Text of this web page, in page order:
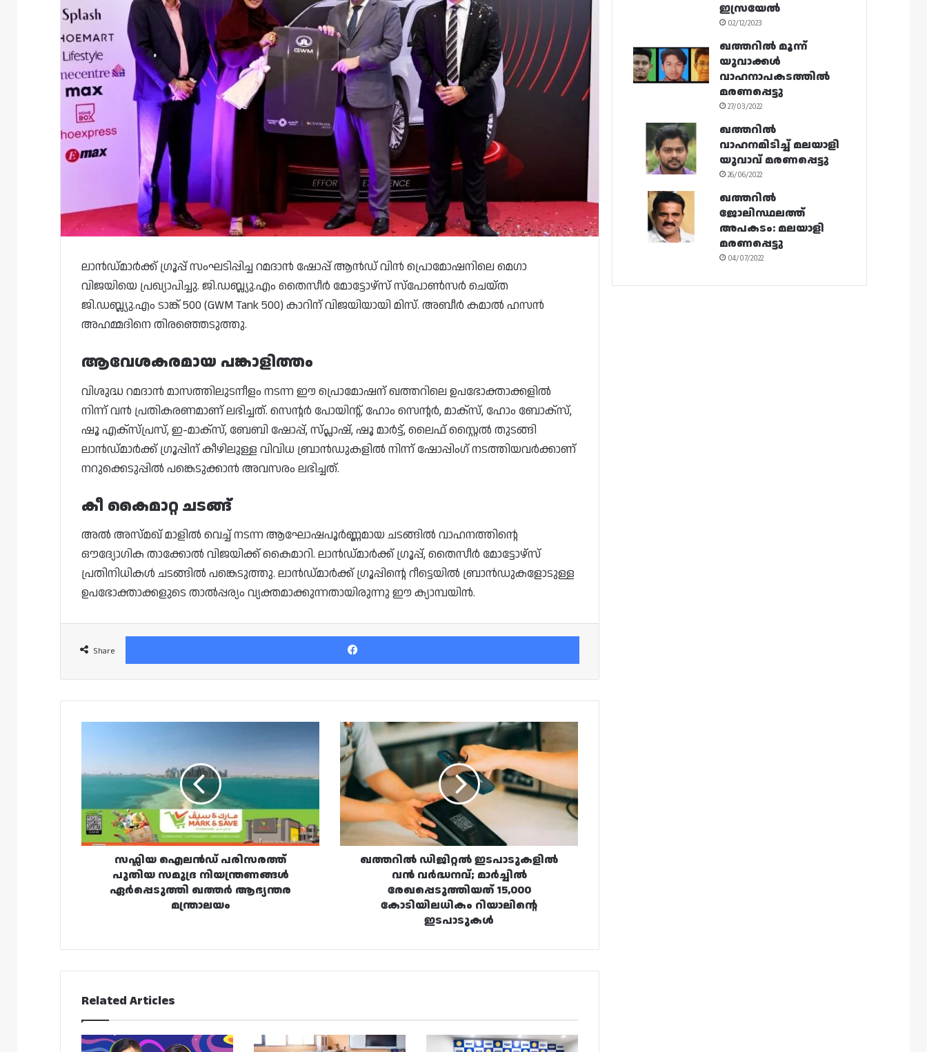
ലാൻഡ്‌മാർക്ക് ഗ്രൂപ്പ് സംഘടിപ്പിച്ച റമദാൻ ഷോപ്പ് ആൻഡ് വിൻ പ്രൊമോഷനിലെ മെഗാ
വിജയിയെ പ്രഖ്യാപിച്ചു. ജി.ഡബ്ല്യു.എം തൈസീർ മോട്ടോഴ്‌സ് സ്പോൺസർ ചെയ്ത
ജി.ഡബ്ല്യു.എം ടാങ്ക് 500 (GWM Tank 500) കാറിന് വിജയിയായി മിസ്. അബീർ കമാൽ ഹസൻ
അഹമ്മദിനെ തിരഞ്ഞെടുത്തു.
ആവേശകരമായ പങ്കാളിത്തം
വിശുദ്ധ റമദാൻ മാസത്തിലുടനീളം നടന്ന ഈ പ്രൊമോഷന് ഖത്തറിലെ ഉപഭോക്താക്കളിൽ
നിന്ന് വൻ പ്രതികരണമാണ് ലഭിച്ചത്. സെന്റർ പോയിന്റ്, ഹോം സെന്റർ, മാക്സ്, ഹോം ബോക്സ്,
ഷൂ എക്സ്പ്രസ്, ഇ-മാക്സ്, ബേബി ഷോപ്പ്, സ്പ്ലാഷ്, ഷൂ മാർട്ട്, ലൈഫ് സ്റ്റൈൽ തുടങ്ങി
ലാൻഡ്‌മാർക്ക് ഗ്രൂപ്പിന് കീഴിലുള്ള വിവിധ ബ്രാൻഡുകളിൽ നിന്ന് ഷോപ്പിംഗ് നടത്തിയവർക്കാണ്
നറുക്കെടുപ്പിൽ പങ്കെടുക്കാൻ അവസരം ലഭിച്ചത്.
കീ കൈമാറ്റ ചടങ്ങ്
അൽ അസ്മഖ് മാളിൽ വെച്ച് നടന്ന ആഘോഷപൂർണ്ണമായ ചടങ്ങിൽ വാഹനത്തിന്റെ
ഔദ്യോഗിക താക്കോൽ വിജയിക്ക് കൈമാറി. ലാൻഡ്‌മാർക്ക് ഗ്രൂപ്പ്, തൈസീർ മോട്ടോഴ്‌സ്
പ്രതിനിധികൾ ചടങ്ങിൽ പങ്കെടുത്തു. ലാൻഡ്‌മാർക്ക് ഗ്രൂപ്പിന്റെ റീട്ടെയിൽ ബ്രാൻഡുകളോടുള്ള
ഉപഭോക്താക്കളുടെ താൽപ്പര്യം വ്യക്തമാക്കുന്നതായിരുന്നു ഈ ക്യാമ്പയിൻ.
Share
Facebook
പുതിയ
നിയന്ത്രണങ്ങൾ
ഏർപ്പെടുത്തി
ഖത്തർ
ആഭ്യന്തര
മന്ത്രാലയംസഫ്ലിയ ഐലൻഡ് പരിസരത്ത്
പുതിയ സമുദ്ര നിയന്ത്രണങ്ങൾ
ഏർപ്പെടുത്തി ഖത്തർ ആഭ്യന്തര
മന്ത്രാലയം
ഖത്തറിൽ
ഡിജിറ്റൽ
ഇടപാടുകളിൽ
വൻ
വർദ്ധനവ്;
മാർച്ചിൽ
രേഖപ്പെടുത്തിയത്
കോടിയിലധികം
റിയാലിന്റെ
ഇടപാടുകൾ
ഖത്തറിൽ ഡിജിറ്റൽ ഇടപാടുകളിൽ
വൻ വർദ്ധനവ്; മാർച്ചിൽ
രേഖപ്പെടുത്തിയത് 15,000
കോടിയിലധികം റിയാലിന്റെ
ഇടപാടുകൾ
Related Articles
ഇസ്രയേൽ
02/12/2023
ഖത്തറിൽ മൂന്ന്
യുവാക്കൾ
വാഹനാപകടത്തിൽ
മരണപ്പെട്ടു
27/03/2022
ഖത്തറിൽ
വാഹനമിടിച്ച് മലയാളി
യുവാവ് മരണപ്പെട്ടു
26/06/2022
ഖത്തറിൽ
ജോലിസ്ഥലത്ത്
അപകടം: മലയാളി
മരണപ്പെട്ടു
04/07/2022